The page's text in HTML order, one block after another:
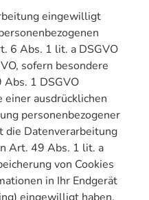
eingewilligt
6 Abs. 1 lit. a DSGVO
sofern besondere
1 DSGVO
ausdrücklichen
personenbezogener
Datenverarbeitung
Art. 49 Abs. 1 lit. a
von Cookies
in Ihr Endgerät